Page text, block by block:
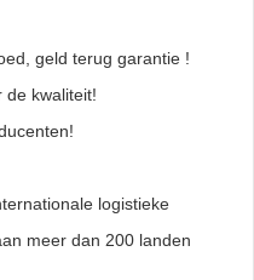
geld terug garantie !
de kwaliteit!
logistieke
meer dan 200 landen